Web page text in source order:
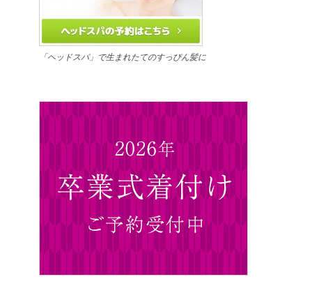
「ヘッドスパ」で生まれたてのすっぴん髪に